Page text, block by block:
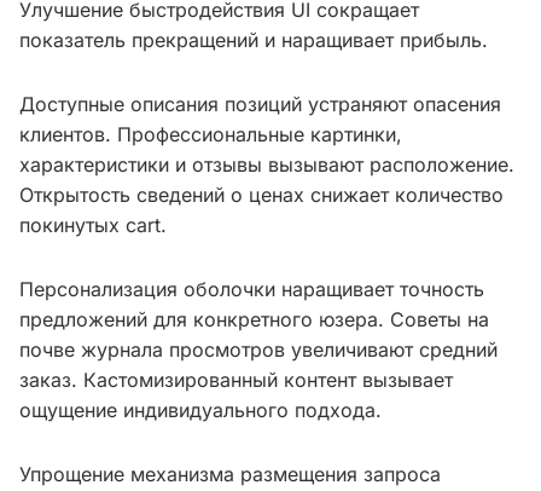
Улучшение быстродействия UI сокращает
показатель прекращений и наращивает прибыль.
Доступные описания позиций устраняют опасения
клиентов. Профессиональные картинки,
характеристики и отзывы вызывают расположение.
Открытость сведений о ценах снижает количество
покинутых cart.
Персонализация оболочки наращивает точность
предложений для конкретного юзера. Советы на
почве журнала просмотров увеличивают средний
заказ. Кастомизированный контент вызывает
ощущение индивидуального подхода.
Упрощение механизма размещения запроса